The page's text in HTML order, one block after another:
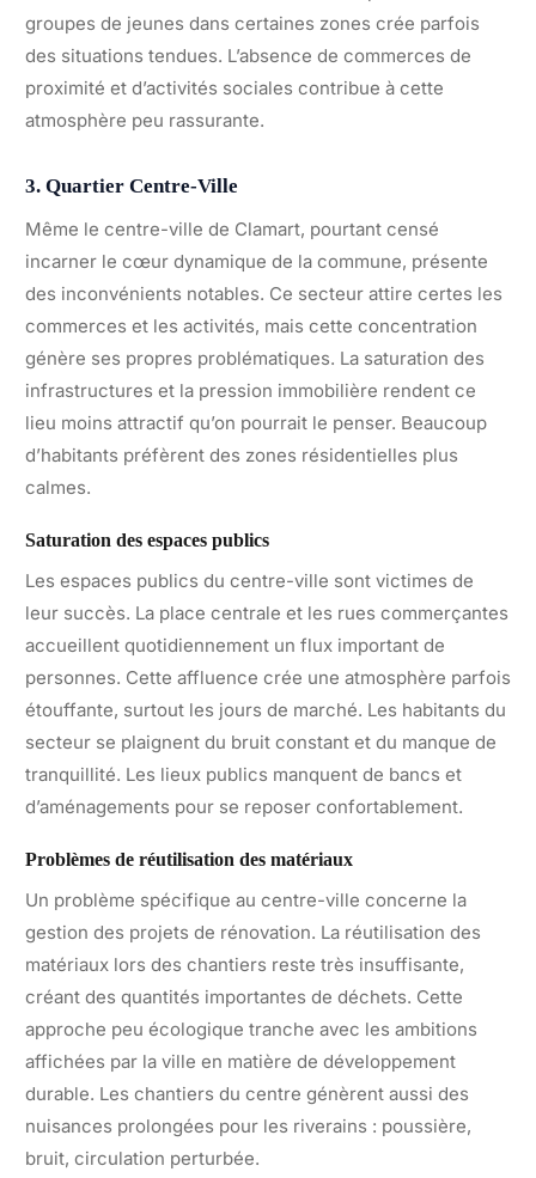
groupes de jeunes dans certaines zones crée parfois
des situations tendues. L’absence de commerces de
proximité et d’activités sociales contribue à cette
atmosphère peu rassurante.
3. Quartier Centre-Ville
Même le centre-ville de Clamart, pourtant censé
incarner le cœur dynamique de la commune, présente
des inconvénients notables. Ce secteur attire certes les
commerces et les activités, mais cette concentration
génère ses propres problématiques. La saturation des
infrastructures et la pression immobilière rendent ce
lieu moins attractif qu’on pourrait le penser. Beaucoup
d’habitants préfèrent des zones résidentielles plus
calmes.
Saturation des espaces publics
Les espaces publics du centre-ville sont victimes de
leur succès. La place centrale et les rues commerçantes
accueillent quotidiennement un flux important de
personnes. Cette affluence crée une atmosphère parfois
étouffante, surtout les jours de marché. Les habitants du
secteur se plaignent du bruit constant et du manque de
tranquillité. Les lieux publics manquent de bancs et
d’aménagements pour se reposer confortablement.
Problèmes de réutilisation des matériaux
Un problème spécifique au centre-ville concerne la
gestion des projets de rénovation. La réutilisation des
matériaux lors des chantiers reste très insuffisante,
créant des quantités importantes de déchets. Cette
approche peu écologique tranche avec les ambitions
affichées par la ville en matière de développement
durable. Les chantiers du centre génèrent aussi des
nuisances prolongées pour les riverains : poussière,
bruit, circulation perturbée.